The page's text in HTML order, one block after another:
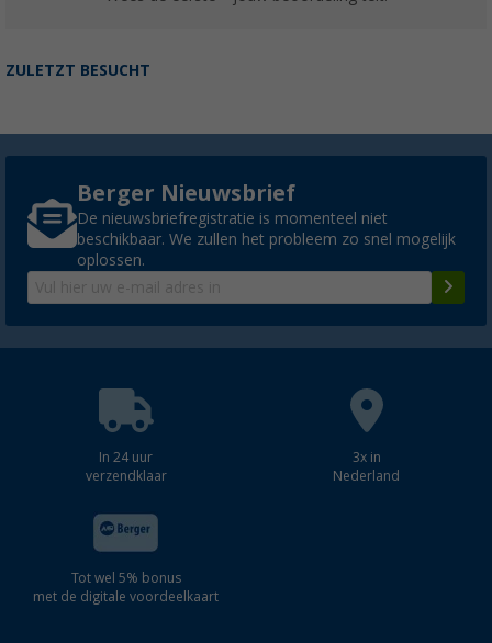
ZULETZT BESUCHT
Berger Nieuwsbrief
De nieuwsbriefregistratie is momenteel niet
beschikbaar. We zullen het probleem zo snel mogelijk
oplossen.
In 24 uur
verzendklaar
3x in
Nederland
Tot wel 5% bonus
met de digitale voordeelkaart